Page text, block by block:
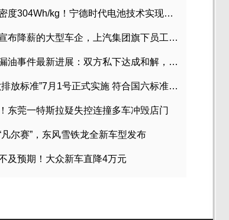
能量密度304Wh/kg！宁德时代电池技术实现突破
首个宣布降薪的大型车企，上汽集团旗下员工降薪文件曝光
奔驰漏油事件最新进展：双方私下达成和解，工商已介入调查
“国六排放标准”7月1号正式实施 符合国六标准车型目录一览
东莞一特斯拉疑失控连撞多车冲毁店门
凡尔赛”，东风雪铁龙全新车型发布
及预期！大众新车直降4万元